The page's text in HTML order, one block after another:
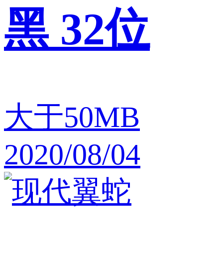
黑 32位
大于50MB
2020/08/04